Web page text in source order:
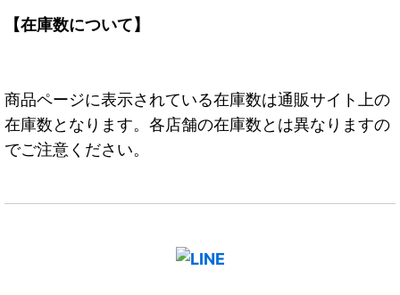
【在庫数について】
商品ページに表示されている在庫数は通販サイト上の
在庫数となります。各店舗の在庫数とは異なりますの
でご注意ください。